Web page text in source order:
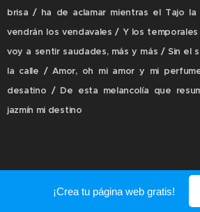
brisa / ha de aclamar mientras el Tajo
vendrán los vendavales / Y los
voy a sentir saudades, más y más / Sin el
la calle / Amor, oh mi amor y mi
desatino / De esta melancolía que
jazmín mi destino
erdes Campos, Verde Vida
¡Crea tu página web gratis!